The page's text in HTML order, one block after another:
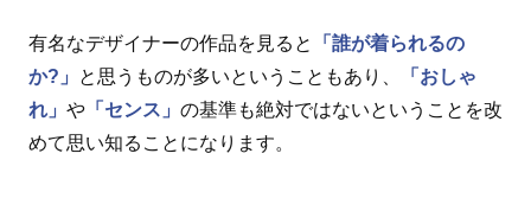
有名なデザイナーの作品を見ると
「誰が着られるの
か?」
と思うものが多いということもあり、
「おしゃ
れ」 や 「センス」 の基準も絶対ではないということを改
めて思い知ることになります。